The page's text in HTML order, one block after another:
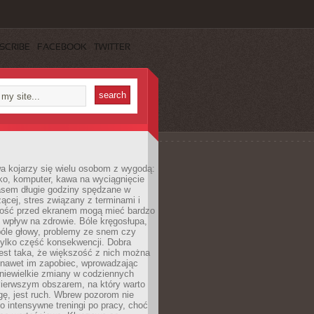
FACEBOOK TWITTER
kojarzy się wielu osobom z wygodą:
komputer, kawa na wyciągnięcie
długie godziny spędzane w
stres związany z terminami i
przed ekranem mogą mieć bardzo
na zdrowie. Bóle kręgosłupa,
głowy, problemy ze snem czy
część konsekwencji. Dobra
taka, że większość z nich można
im zapobiec, wprowadzając
zmiany w codziennych
obszarem, na który warto
jest ruch. Wbrew pozorom nie
intensywne treningi po pracy, choć